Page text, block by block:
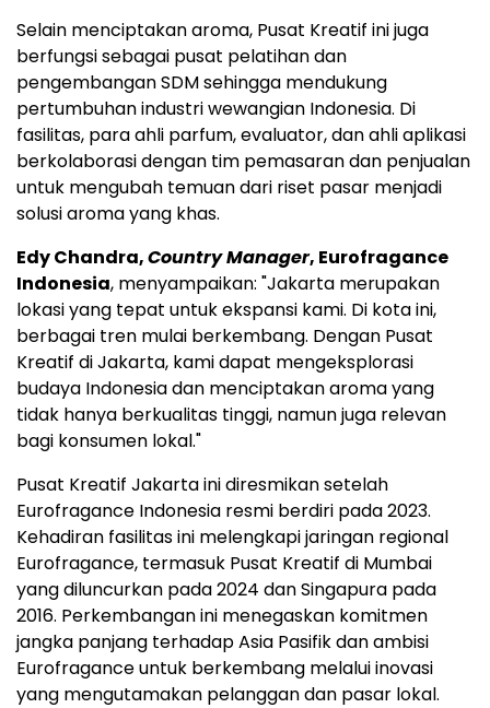
Selain menciptakan aroma, Pusat Kreatif ini juga
berfungsi sebagai pusat pelatihan dan
pengembangan SDM sehingga mendukung
pertumbuhan industri wewangian Indonesia. Di
fasilitas, para ahli parfum, evaluator, dan ahli aplikasi
berkolaborasi dengan tim pemasaran dan penjualan
untuk mengubah temuan dari riset pasar menjadi
solusi aroma yang khas.
Edy Chandra,Country Manager, Eurofragance
Indonesia, menyampaikan: "Jakarta merupakan
lokasi yang tepat untuk ekspansi kami. Di kota ini,
berbagai tren mulai berkembang. Dengan Pusat
Kreatif diJakarta, kami dapat mengeksplorasi
budaya Indonesiadan menciptakan aroma yang
tidak hanya berkualitas tinggi, namun juga relevan
bagi konsumen lokal."
Pusat Kreatif Jakarta ini diresmikan setelah
Eurofragance Indonesia resmi berdiri pada 2023.
Kehadiran fasilitas ini melengkapi jaringan regional
Eurofragance, termasuk Pusat Kreatif di Mumbai
yang diluncurkan pada 2024 dan Singapura pada
2016. Perkembangan ini menegaskan komitmen
jangka panjang terhadap Asia Pasifik dan ambisi
Eurofragance untuk berkembang melalui inovasi
yang mengutamakan pelanggan dan pasar lokal.